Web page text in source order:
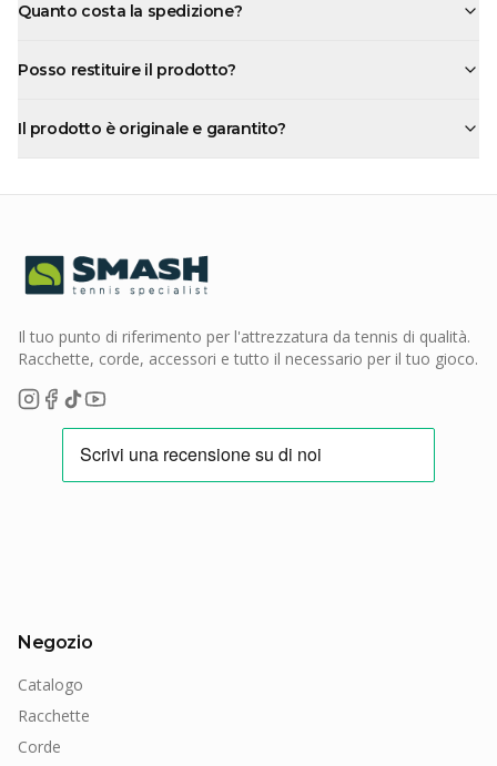
Quanto costa la spedizione?
Posso restituire il prodotto?
Il prodotto è originale e garantito?
Il tuo punto di riferimento per l'attrezzatura da tennis di qualità.
Racchette, corde, accessori e tutto il necessario per il tuo gioco.
Negozio
Catalogo
Racchette
Corde